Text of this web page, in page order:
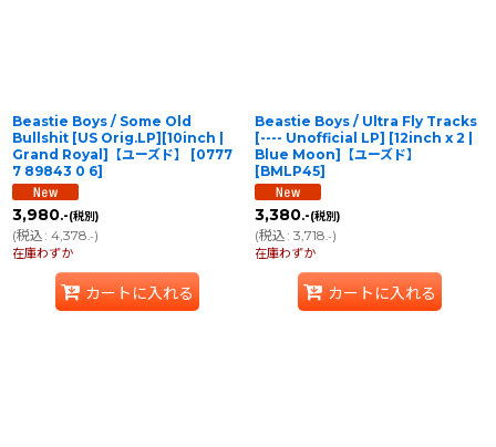
Beastie Boys / Some Old
Bullshit [US Orig.LP][10inch |
Grand Royal]【ユーズド】
[0777
7 89843 0 6]
3,980.-(税別)
(税込: 4,378.-)
在庫わずか
カートに入れる
Beastie Boys / Ultra Fly Tracks
[---- Unofficial LP] [12inch x 2 |
Blue Moon]【ユーズド】
[BMLP45]
3,380.-(税別)
(税込: 3,718.-)
在庫わずか
カートに入れる